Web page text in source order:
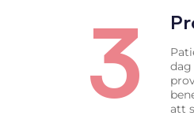
3
dag
att